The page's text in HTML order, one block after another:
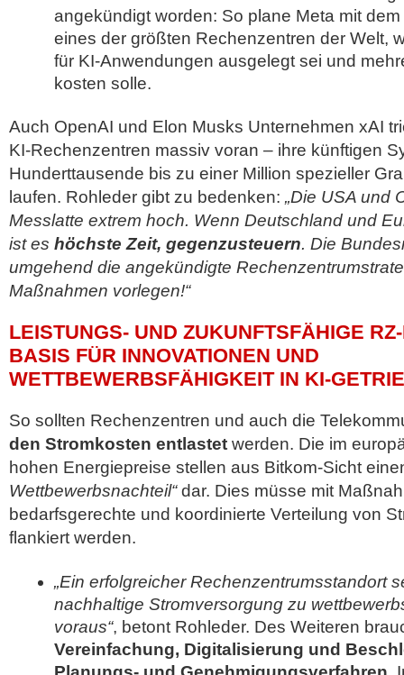
angekündigt worden: So plane Meta mit
eines der größten Rechenzentren der Welt,
für KI-Anwendungen ausgelegt sei und
kosten solle.
Auch OpenAI und Elon Musks Unternehmen xAI
KI-Rechenzentren massiv voran – ihre künftigen
Hunderttausende bis zu einer Million spezieller
laufen. Rohleder gibt zu bedenken: „Die USA und
Messlatte extrem hoch. Wenn Deutschland und
ist es höchste Zeit, gegenzusteuern. Die
umgehend die angekündigte
Maßnahmen vorlegen!“
LEISTUNGS- UND ZUKUNFTSFÄHIGE
BASIS FÜR INNOVATIONEN UND
WETTBEWERBSFÄHIGKEIT IN KI-
So sollten Rechenzentren und auch die
den Stromkosten entlastet werden. Die im
hohen Energiepreise stellen aus Bitkom-Sicht
Wettbewerbsnachteil“dar. Dies müsse mit
bedarfsgerechte und koordinierte Verteilung von
flankiert werden.
„Ein erfolgreicher Rechenzentrumsstandort
nachhaltige Stromversorgung zu
voraus“, betont Rohleder. Des Weiteren
Vereinfachung, Digitalisierung und